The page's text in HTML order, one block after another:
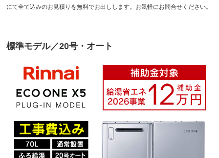
にて全て込みのお見積りを無料でお出しします。お気軽にお問合せください。
標準モデル／20号・オート